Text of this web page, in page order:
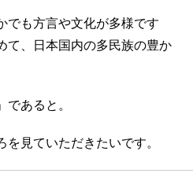
でも方言や文化が多様です
て、日本国内の多民族の豊か
あると。
見ていただきたいです。